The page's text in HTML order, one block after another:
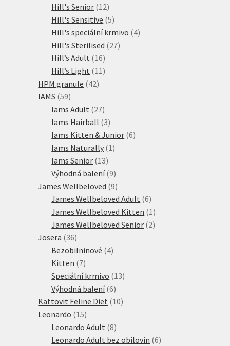
Hill's Senior 1212
produktů
Hill's Sensitive 55
produktů
Hill's speciální krmivo 44
Hill's Sterilised 2727
Hill’s Adult 1616
produktů
Hill’s Light 11 11
HPM granule 4242
IAMS 5959
produktů
Iams Adult 2727
produktů
Iams Hairball 33
produkty
Iams Kitten & Junior 66
Iams Naturally 1 1
Iams Senior 1313
produktů
Výhodná balení 99
produktů
James Wellbeloved 99
produktů
James Wellbeloved Adult 66
produktů
James Wellbeloved Kitten 1 1
produkt
James Wellbeloved Senior 22
Josera 3636
produktů
Bezobilninové 44
Kitten 77
produktů
Speciální krmivo 1313
Výhodná balení 66
produktů
Kattovit Feline Diet 1010
Leonardo 1515
produktů
Leonardo Adult 88
produktů
Leonardo Adult bez obilovin 66